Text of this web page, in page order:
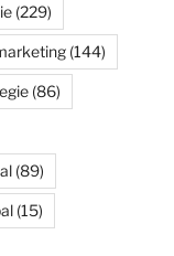
(229)
(144)
(86)
(89)
(15)